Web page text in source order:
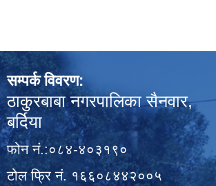
सम्पर्क विवरण:
ठाकुरबाबा नगरपालिका सैनवार,
बर्दिया
फोन नं.:०८४-४०३१९०
टोल फ्रि नं. १६६०८४४२००५